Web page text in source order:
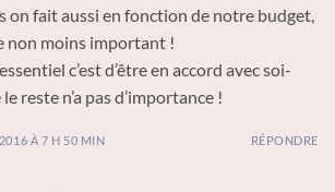
on fait aussi en fonction de notre budget,
non moins important !
c’est d’être en accord avec soi-
reste n’a pas d’importance !
À 7 H 50 MIN RÉPONDRE